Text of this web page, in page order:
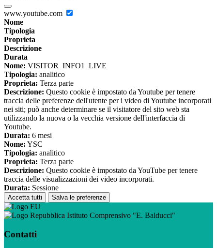
www.youtube.com
Nome
Tipologia
Proprieta
Descrizione
Durata
Nome: VISITOR_INFO1_LIVE
Tipologia: analitico
Proprieta: Terza parte
Descrizione: Questo cookie è impostato da Youtube per tenere
traccia delle preferenze dell'utente per i video di Youtube incorporati
nei siti; può anche determinare se il visitatore del sito web sta
utilizzando la nuova o la vecchia versione dell'interfaccia di
Youtube.
Durata: 6 mesi
Nome: YSC
Tipologia: analitico
Proprieta: Terza parte
Descrizione: Questo cookie è impostato da YouTube per tenere
traccia delle visualizzazioni dei video incorporati.
Durata: Sessione
Accetta tutti Salva le preferenze
Istituto Comprensivo "E. Balducci"
Contatti